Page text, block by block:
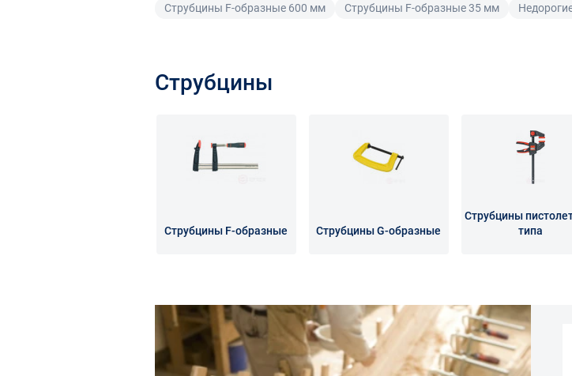
Струбцины F-образные 600 мм
Струбцины F-образные 35 мм
Струбцины
Струбцины F-образные Струбцины G-образные
Струбцины
типа